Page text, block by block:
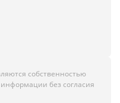
собственностью
без согласия